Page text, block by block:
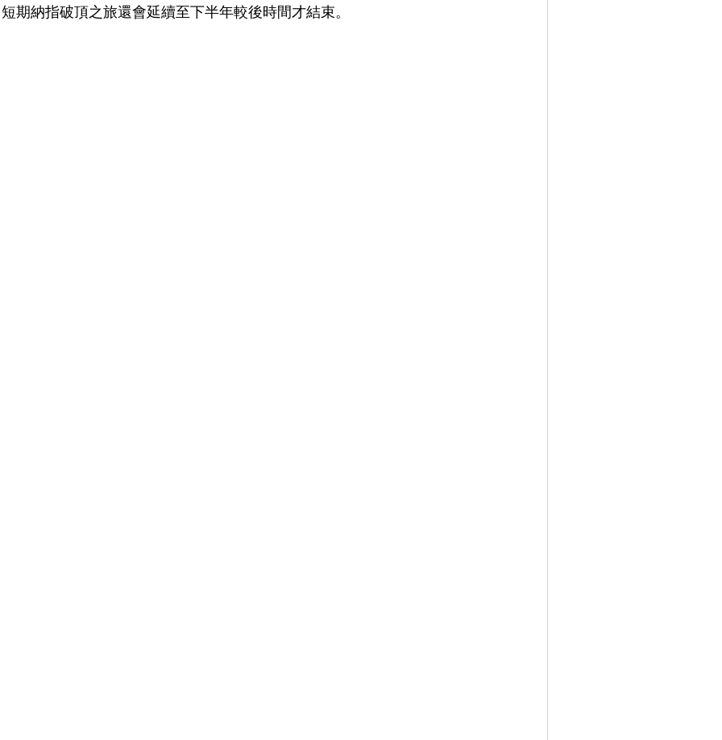
期納指破頂之旅還會延續至下半年較後時間才結束。